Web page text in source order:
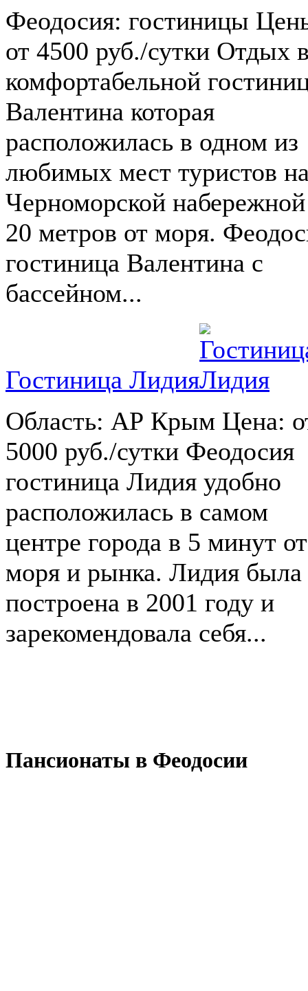
Феодосия: гостиницы
от 4500 руб./сутки Отдых
комфортабельной
Валентина которая
расположилась в одном из
любимых мест туристов
Черноморской
20 метров от моря.
гостиница Валентина с
бассейном...
Гостиница Лидия
Область: АР Крым Цена:
5000 руб./сутки Феодосия
гостиница Лидия удобно
расположилась в самом
центре города в 5 минут от
моря и рынка. Лидия была
построена в 2001 году и
зарекомендовала себя...
Пансионаты в Феодосии